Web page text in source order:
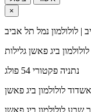
×
| לולולמון נמל תל אביב
לולולמון ביג פאשן גלילות
נתניה פקטורי 54 פולג
אשדוד לולולמון ביג פאשן